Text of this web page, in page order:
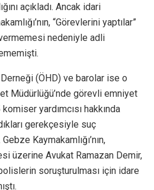
açıkladı. Ancak idari
“Görevlerini yaptılar”
nedeniyle adli
(ÖHD) ve barolar ise o
Müdürlüğü’nde görevli emniyet
yardımcısı hakkında
gerekçesiyle suç
Kaymakamlığı’nın,
üzerine Avukat Ramazan Demir,
soruşturulması için idare